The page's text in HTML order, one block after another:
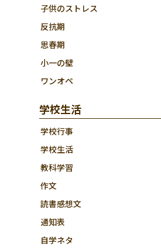
子供のストレス
反抗期
思春期
小一の壁
ワンオペ
学校生活
学校行事
学校生活
教科学習
作文
読書感想文
通知表
自学ネタ